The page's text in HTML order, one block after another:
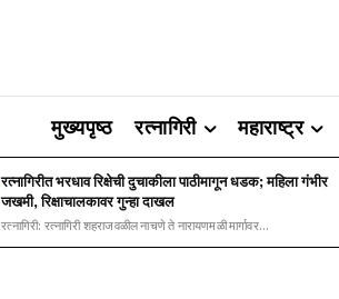
मुख्यपृष्ठ रत्नागिरी महाराष्ट्र
रत्नागिरीत भरधाव रिक्षेची दुचाकीला पाठीमागून धडक; महिला गंभीर
जखमी, रिक्षाचालकावर गुन्हा दाखल
रत्नागिरी: रत्नागिरी शहराजवळील नाचणे ते नारायणमळी मार्गावर...